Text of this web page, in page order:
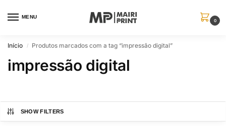
MENU
0
Início / Produtos marcados com a tag “impressão digital”
impressão digital
SHOW FILTERS